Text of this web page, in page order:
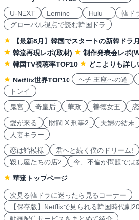
U-NEXT
Lemino Hulu
韓ド
グローバル視点で読む韓国ドラ
【最新8月】韓国でスタートの新韓ドラ
韓流再現レポ(取材)
制作発表会レポ
韓国TV視聴率TOP10
どこよりも詳
Netflix世界TOP10
ヘチ 王座への道
トンイ
鬼宮
奇皇后 華政 善徳女王
愛が来る 財閥 X 刑事2 夫婦の結末
人妻キラー
恋は飴模様
君へと続く僕のドリーム!
殺し屋たちの店2
今、不倫が問題では
華流トップページ
次見る韓ドラに迷ったら見るコーナー
【保存版】Netflixで見られる韓国時代劇